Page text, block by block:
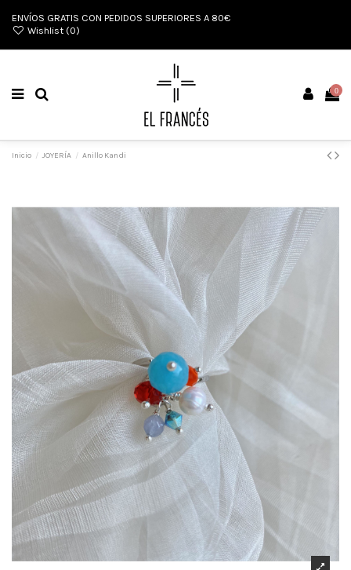
ENVÍOS GRATIS CON PEDIDOS SUPERIORES A 80€
Wishlist (0)
0
Inicio JOYERÍA Anillo Kandi